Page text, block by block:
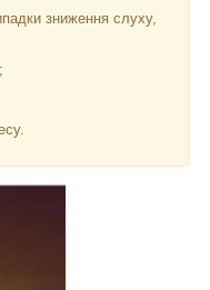
зниження слуху,